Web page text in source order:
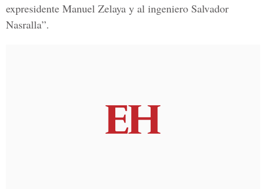
expresidente Manuel Zelaya y al ingeniero Salvador
Nasralla”.